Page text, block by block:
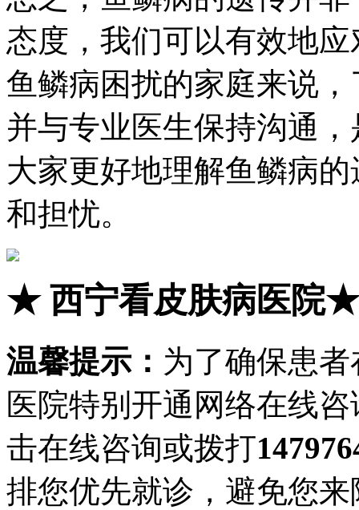
态度，我们可以有效地
鱼鳞病困扰的家庭来说
并与专业医生保持沟通
大家更好地理解鱼鳞病
和担忧。
★西宁看皮肤病医院★
温馨提示： 为了确保患
医院特别开通网络在线
击在线咨询或拨打
排您优先就诊，避免您